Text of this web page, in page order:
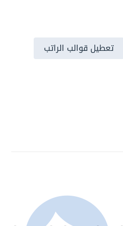
تعطيل قوالب الراتب